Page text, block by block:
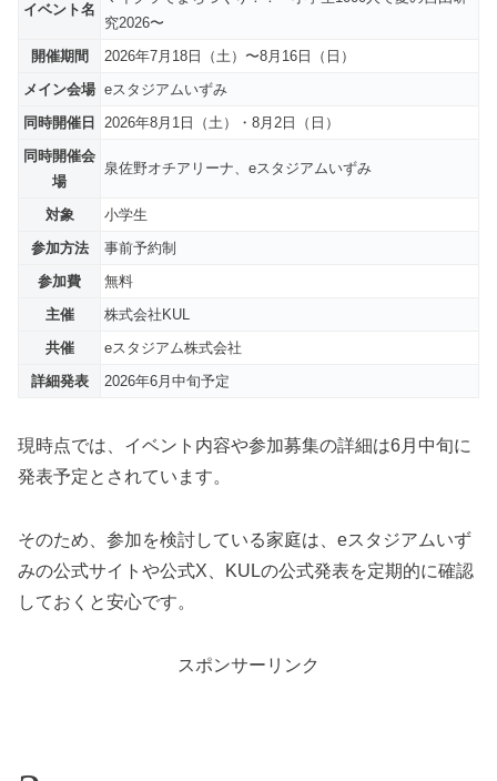
イベント名
究2026〜
開催期間
2026年7月18日（土）〜8月16日（日）
メイン会場 eスタジアムいずみ
同時開催日
2026年8月1日（土）・8月2日（日）
同時開催会
場
泉佐野オチアリーナ、eスタジアムいずみ
対象
小学生
参加方法
事前予約制
参加費
無料
主催
株式会社KUL
共催
eスタジアム株式会社
詳細発表
2026年6月中旬予定
現時点では、イベント内容や参加募集の詳細は6月中旬に
発表予定とされています。
そのため、参加を検討している家庭は、eスタジアムいず
みの公式サイトや公式X、KULの公式発表を定期的に確認
しておくと安心です。
スポンサーリンク